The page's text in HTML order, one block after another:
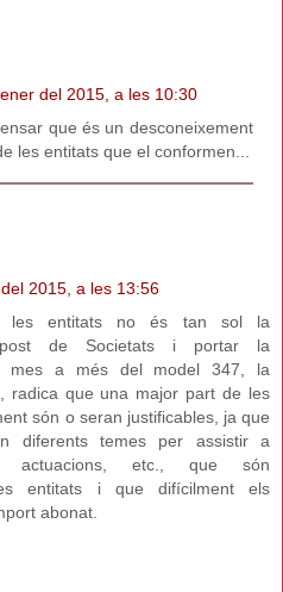
del 2015, a les 10:30
que és un desconeixement
les entitats que el conformen...
2015, a les 13:56
les entitats no és tan sol la
de Societats i portar la
mes a més del model 347, la
radica que una major part de les
són o seran justificables, ja que
diferents temes per assistir a
actuacions, etc., que són
entitats i que difícilment els
abonat.